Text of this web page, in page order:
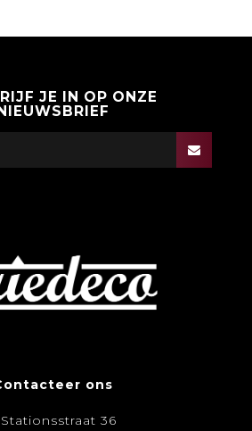
JE IN OP ONZE
ons
Stationsstraat 36